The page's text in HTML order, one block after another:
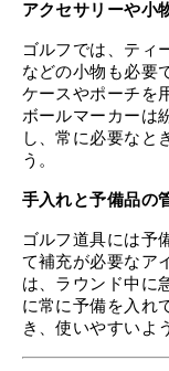
アクセサリーや小
ゴルフでは、ティ
などの小物も必要
ケースやポーチを
ボールマーカーは
し、常に必要なと
う。
手入れと予備品の
ゴルフ道具には予
て補充が必要なア
は、ラウンド中に
に常に予備を入れ
き、使いやすいよ